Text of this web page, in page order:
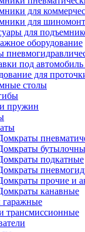
для
для
для
оборудование
под
для
столы
пружин
подкатные
прочие и
канавные
трансмиссионные